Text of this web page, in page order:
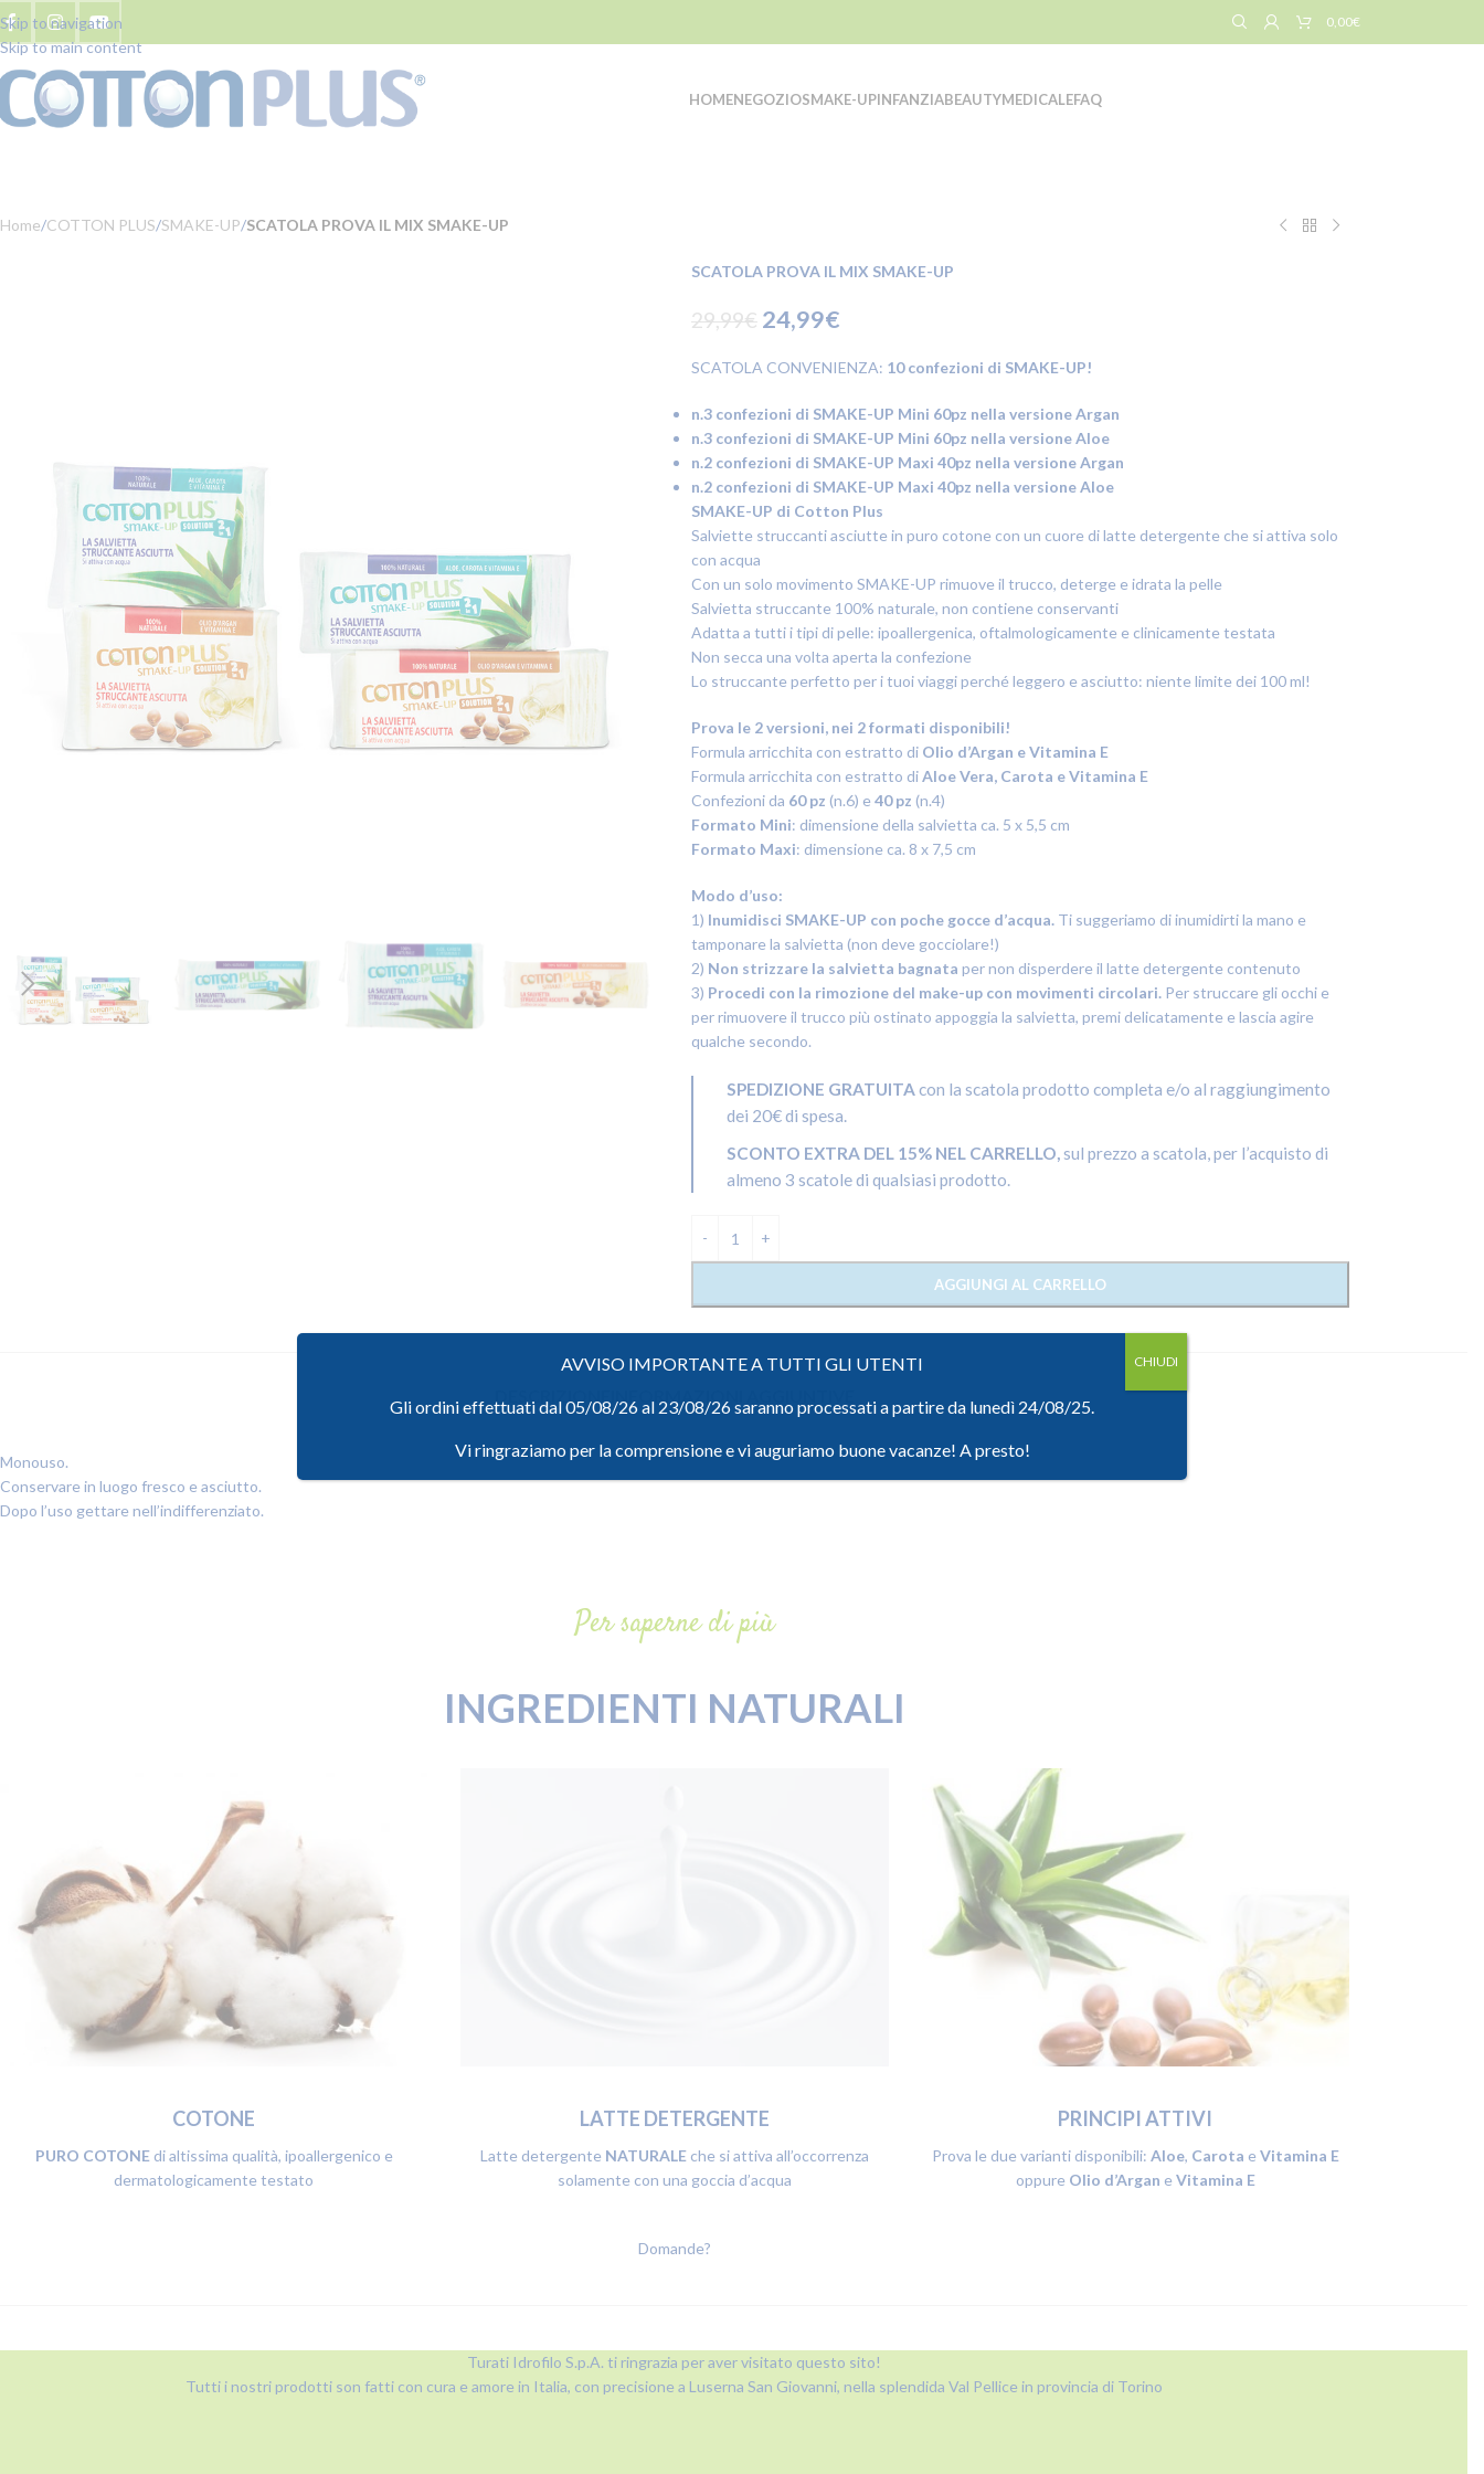
Skip to navigation
Skip to main content
0,00€
HOMENEGOZIOSMAKE-UPINFANZIABEAUTYMEDICALEFAQ
Home/COTTON PLUS/SMAKE-UP/SCATOLA PROVA IL MIX SMAKE-UP
SCATOLA PROVA IL MIX SMAKE-UP
29,99€ 24,99€
SCATOLA CONVENIENZA: 10 confezioni di SMAKE-UP!
n.3 confezioni di SMAKE-UP Mini 60pz nella versione Argan
n.3 confezioni di SMAKE-UP Mini 60pz nella versione Aloe
n.2 confezioni di SMAKE-UP Maxi 40pz nella versione Argan
n.2 confezioni di SMAKE-UP Maxi 40pz nella versione Aloe
SMAKE-UP di Cotton Plus
Salviette struccanti asciutte in puro cotone con un cuore di latte detergente che si attiva solo
con acqua
Con un solo movimento SMAKE-UP rimuove il trucco, deterge e idrata la pelle
Salvietta struccante 100% naturale, non contiene conservanti
Adatta a tutti i tipi di pelle: ipoallergenica, oftalmologicamente e clinicamente testata
Non secca una volta aperta la confezione
Lo struccante perfetto per i tuoi viaggi perché leggero e asciutto: niente limite dei 100 ml!
Prova le 2 versioni, nei 2 formati disponibili!
Formula arricchita con estratto di Olio d’Argan e Vitamina E
Formula arricchita con estratto diAloe Vera, Carota e Vitamina E
Confezioni da 60 pz (n.6) e 40 pz (n.4)
Formato Mini: dimensione della salvietta ca. 5 x 5,5 cm
Formato Maxi: dimensione ca. 8 x 7,5 cm
Modo d’uso:
1) Inumidisci SMAKE-UP con poche gocce d’acqua. Ti suggeriamo di inumidirti la mano e
tamponare la salvietta (non deve gocciolare!)
2) Non strizzare la salvietta bagnata per non disperdere il latte detergente contenuto
3) Procedi con la rimozione del make-up con movimenti circolari.Per struccare gli occhi e
per rimuovere il trucco più ostinato appoggia la salvietta, premi delicatamente e lascia agire
qualche secondo.
SPEDIZIONE GRATUITAcon la scatola prodotto completa e/o al raggiungimento
dei 20€ di spesa.
SCONTO EXTRA DEL 15% NEL CARRELLO,sul prezzo a scatola, per l’acquisto di
almeno 3 scatole di qualsiasi prodotto.
AGGIUNGI AL CARRELLO
Monouso.
Conservare in luogo fresco e asciutto.
Dopo l’uso gettare nell’indifferenziato.
Per saperne di più
INGREDIENTI NATURALI
COTONE
PURO COTONEdi altissima qualità, ipoallergenico e
dermatologicamente testato
LATTE DETERGENTE
Latte detergente NATURALEche si attiva all’occorrenza
solamente con una goccia d’acqua
PRINCIPI ATTIVI
Prova le due varianti disponibili: Aloe, Carota e Vitamina E
oppure Olio d’Argan e Vitamina E
Domande?
Turati Idrofilo S.p.A. ti ringrazia per aver visitato questo sito!
Tutti i nostri prodotti son fatti con cura e amore in Italia, con precisione a Luserna San Giovanni, nella splendida Val Pellice in provincia di Torino
AVVISO IMPORTANTE A TUTTI GLI UTENTI
Gli ordini effettuati dal 05/08/26 al 23/08/26 saranno processati a partire da lunedì 24/08/25.
Vi ringraziamo per la comprensione e vi auguriamo buone vacanze! A presto!
CHIUDI